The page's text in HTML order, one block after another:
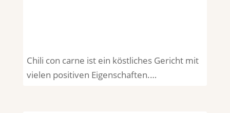
Chili con carne ist ein köstliches Gericht mit
vielen positiven Eigenschaften.…